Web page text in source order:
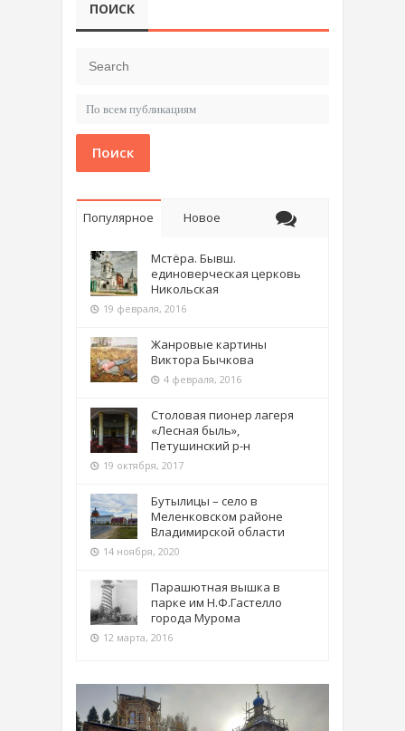
ПОИСК
Поиск
Популярное Новое
Мстёра. Бывш.
единоверческая церковь
Никольская
19 февраля, 2016
Жанровые картины
Виктора Бычкова
4 февраля, 2016
Столовая пионер лагеря
«Лесная быль»,
Петушинский р-н
19 октября, 2017
Бутылицы – село в
Меленковском районе
Владимирской области
14 ноября, 2020
Парашютная вышка в
парке им Н.Ф.Гастелло
города Мурома
12 марта, 2016